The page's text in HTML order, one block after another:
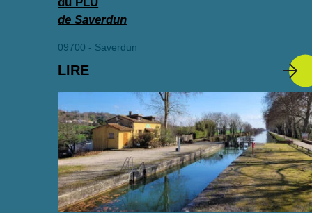
de Saverdun
09700 - Saverdun
LIRE